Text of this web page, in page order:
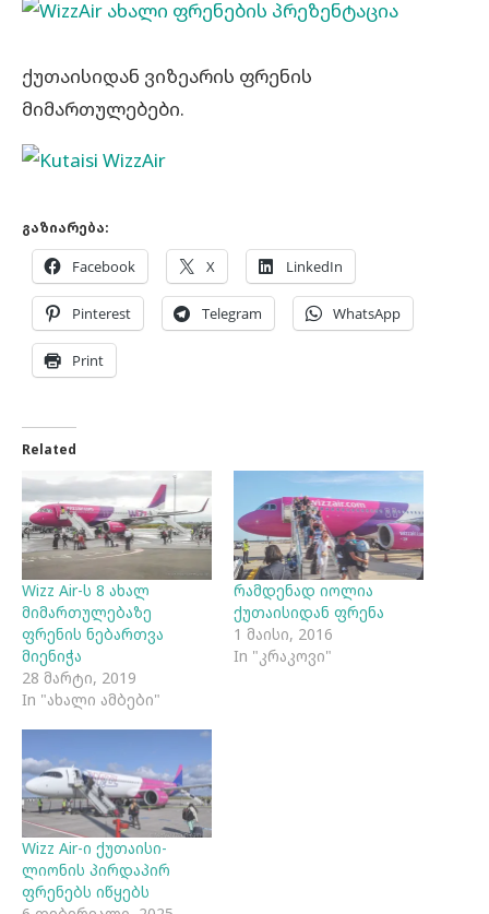
ქუთაისიდან ვიზეარის ფრენის
მიმართულებები.
გაზიარება:
Facebook X LinkedIn
Pinterest Telegram WhatsApp
Print
Related
Wizz Air-ს 8 ახალ
მიმართულებაზე
ფრენის ნებართვა
მიენიჭა
28 მარტი, 2019
In "ახალი ამბები"
რამდენად იოლია
ქუთაისიდან ფრენა
1 მაისი, 2016
In "კრაკოვი"
Wizz Air-ი ქუთაისი-
ლიონის პირდაპირ
ფრენებს იწყებს